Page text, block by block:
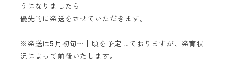
うになりましたら
優先的に発送をさせていただきます。
※発送は5月初旬〜中頃を予定しておりますが、発育状
況によって前後いたします。